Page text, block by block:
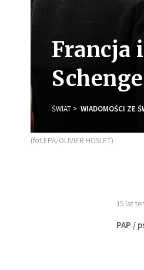
Francja
ŚWIAT WIADOMOŚCI ZE
(fot.EPA/OLIVIER HOSLET)
15 lat
PAP /